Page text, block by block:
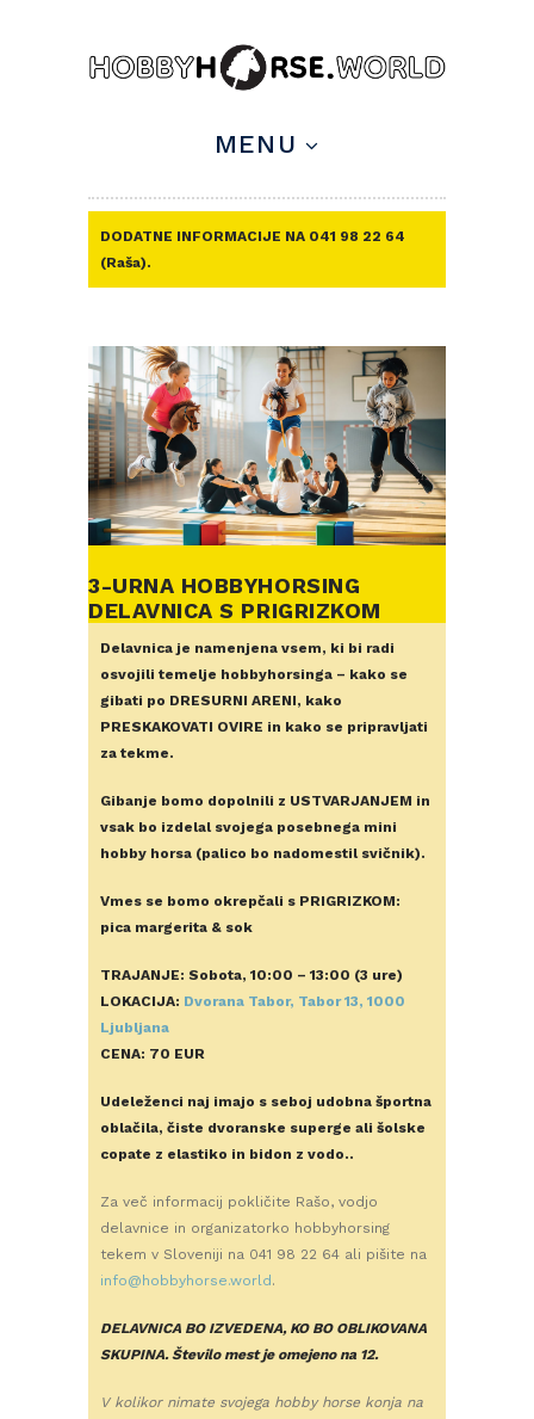
MENU
DODATNE INFORMACIJE NA 041 98 22 64
(Raša).
3-URNA HOBBYHORSING
DELAVNICA S PRIGRIZKOM
Delavnica je namenjena vsem, ki bi radi
osvojili temelje hobbyhorsinga – kako se
gibati po DRESURNI ARENI, kako
PRESKAKOVATI OVIRE in kako se pripravljati
za tekme.
Gibanje bomo dopolnili z USTVARJANJEM in
vsak bo izdelal svojega posebnega mini
hobby horsa (palico bo nadomestil svičnik).
Vmes se bomo okrepčali s PRIGRIZKOM:
pica margerita & sok
TRAJANJE: Sobota, 10:00 – 13:00 (3 ure)
LOKACIJA: Dvorana Tabor, Tabor 13, 1000
Ljubljana
CENA: 70 EUR
Udeleženci naj imajo s seboj udobna športna
oblačila, čiste dvoranske superge ali šolske
copate z elastiko in bidon z vodo..
Za več informacij pokličite Rašo, vodjo
delavnice in organizatorko hobbyhorsing
tekem v Sloveniji na 041 98 22 64 ali pišite na
info@hobbyhorse.world .
DELAVNICA BO IZVEDENA, KO BO OBLIKOVANA
SKUPINA. Število mest je omejeno na 12.
V kolikor nimate svojega hobby horse konja na